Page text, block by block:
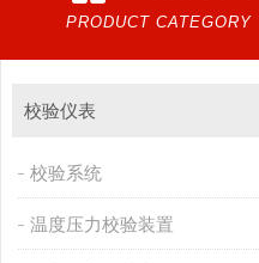
PRODUCT CATEGORY
校验仪表
校验系统
温度压力校验装置